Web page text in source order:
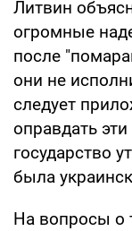
Литвин
огромные
после
они не
следует
оправдать
государство
была
На вопросы о